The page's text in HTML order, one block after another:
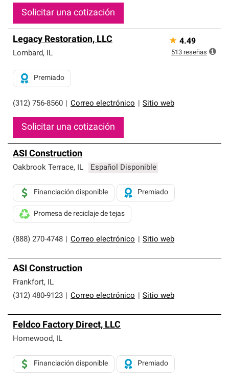
Solicitar una cotización
Legacy Restoration, LLC
Lombard, IL
(312) 756-8560 Correo electrónico Sitio web
Premiado
Solicitar una cotización
★ 4.49
513 reseñas
ASI Construction
Oakbrook Terrace, IL Español Disponible
(888) 270-4748 Correo electrónico Sitio web
Financiación disponible Premiado
Promesa de reciclaje de tejas
ASI Construction
Frankfort, IL
(312) 480-9123
Correo electrónico Sitio web
Feldco Factory Direct, LLC
Homewood, IL
Financiación disponible Premiado